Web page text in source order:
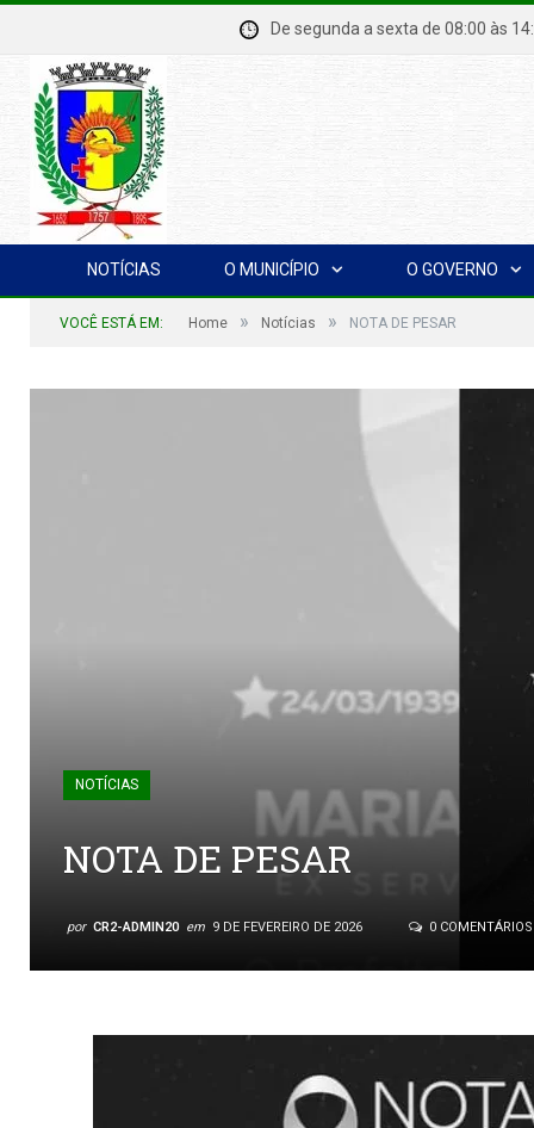
De segunda a sexta de 08:00
NOTÍCIAS O MUNICÍPIO O GOVERNO
VOCÊ ESTÁ EM: Home » Notícias » NOTA DE PESAR
NOTÍCIAS
NOTA DE PESAR
por CR2-ADMIN20 em 9 DE FEVEREIRO DE 2026 0 COMENTÁRIOS